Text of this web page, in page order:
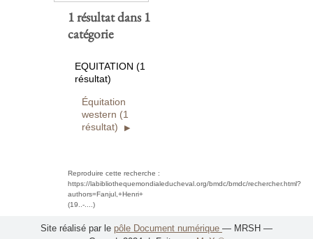
1 résultat dans 1
catégorie
EQUITATION (1
résultat)
Équitation
western (1
résultat)
Reproduire cette recherche :
https://labibliothequemondialeducheval.org/bmdc/bmdc/rechercher.html?
authors=Fanjul,+Henri+
(19..-....)
Site réalisé par le pôle Document numérique — MRSH —